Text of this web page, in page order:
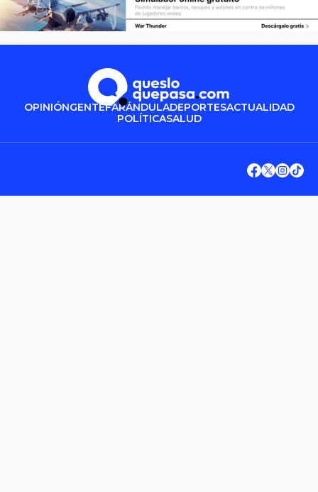
OPINIÓNGENTEFARÁNDULADEPORTESACTUALIDAD
POLÍTICASALUD